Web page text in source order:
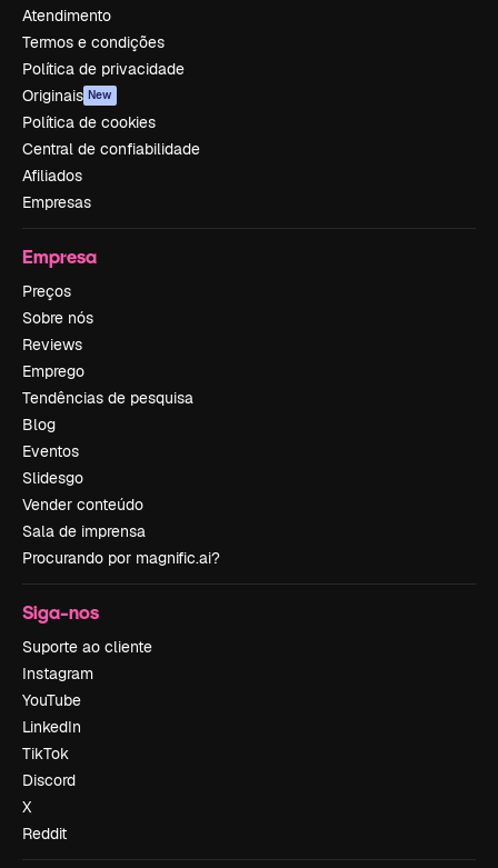
Atendimento
Termos e condições
Política de privacidade
Originais New
Política de cookies
Central de confiabilidade
Afiliados
Empresas
Empresa
Preços
Sobre nós
Reviews
Emprego
Tendências de pesquisa
Blog
Eventos
Slidesgo
Vender conteúdo
Sala de imprensa
Procurando por magnific.ai?
Siga-nos
Suporte ao cliente
Instagram
YouTube
LinkedIn
TikTok
Discord
X
Reddit